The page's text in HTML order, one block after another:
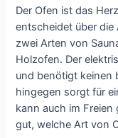
Der Ofen ist das
entscheidet über die
zwei Arten von
Holzofen. Der
und benötigt keinen
hingegen sorgt für
kann auch im
gut, welche Art von